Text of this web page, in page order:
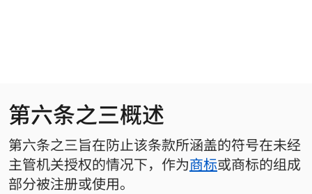
第六条之三概述
第六条之三旨在防止该条款所涵盖的符号在未经
主管机关授权的情况下，作为商标或商标的组成
部分被注册或使用。